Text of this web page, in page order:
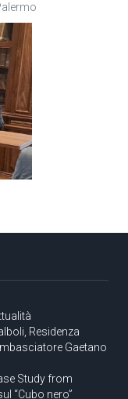
Residenza
Gaetano
Study from
“Cubo nero”